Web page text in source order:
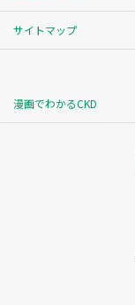
サイトマップ
漫画でわかるCKD